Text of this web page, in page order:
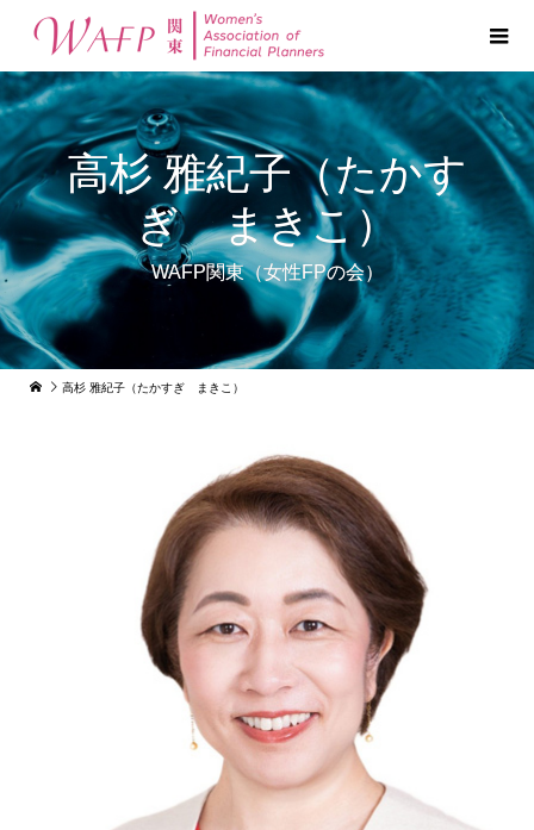
高杉 雅紀子（たかす
ぎ まきこ）
WAFP関東（女性FPの会）
高杉 雅紀子（たかすぎ まきこ）